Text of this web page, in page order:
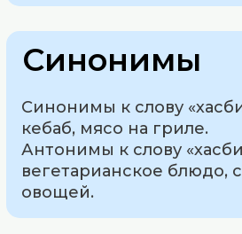
Синонимы
Синонимы к слову
кебаб, мясо на гриле.
Антонимы к слову
вегетарианское блюдо,
овощей.